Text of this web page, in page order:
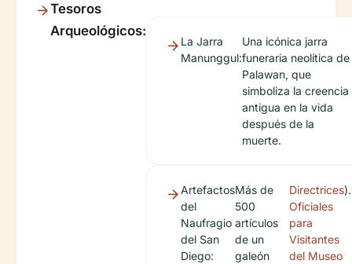
Tesoros
Arqueológicos:
La Jarra
Manunggul:
Una icónica jarra
funeraria neolítica de
Palawan, que
simboliza la creencia
antigua en la vida
después de la
muerte.
Artefactos
del
Naufragio
del San
Diego:
Más de
500
artículos
de un
galeón
Directrices
Oficiales
para
Visitantes
del Museo
).